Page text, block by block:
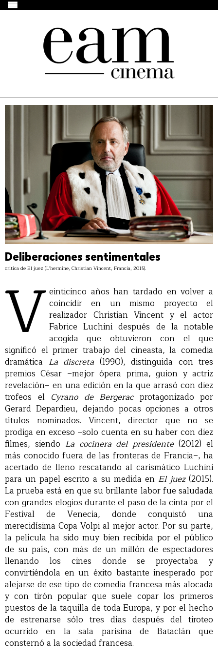
Deliberaciones sentimentales
crítica de El juez (L'hermine, Christian Vincent, Francia, 2015).
V einticinco años han tardado en volver a
coincidir en un mismo proyecto el
realizador Christian Vincent y el actor
Fabrice Luchini después de la notable
acogida que obtuvieron con el que
significó el primer trabajo del cineasta, la comedia
dramática La discreta (1990), distinguida con tres
premios César –mejor ópera prima, guion y actriz
revelación– en una edición en la que arrasó con diez
trofeos el Cyrano de Bergeracprotagonizado por
Gerard Depardieu, dejando pocas opciones a otros
títulos nominados. Vincent, director que no se
prodiga en exceso –solo cuenta en su haber con diez
filmes, siendo La cocinera del presidente(2012) el
más conocido fuera de las fronteras de Francia–, ha
acertado de lleno rescatando al carismático Luchini
para un papel escrito a su medida en El juez(2015).
La prueba está en que su brillante labor fue saludada
con grandes elogios durante el paso de la cinta por el
Festival de Venecia, donde conquistó una
merecidísima Copa Volpi al mejor actor. Por su parte,
la película ha sido muy bien recibida por el público
de su país, con más de un millón de espectadores
llenando los cines donde se proyectaba y
convirtiéndola en un éxito bastante inesperado por
alejarse de ese tipo de comedia francesa más alocada
y con tirón popular que suele copar los primeros
puestos de la taquilla de toda Europa, y por el hecho
de estrenarse sólo tres días después del tiroteo
ocurrido en la sala parisina de Bataclán que
consternó a la sociedad francesa.